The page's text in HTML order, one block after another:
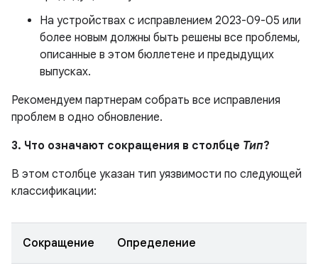
На устройствах с исправлением 2023-09-05 или
более новым должны быть решены все проблемы,
описанные в этом бюллетене и предыдущих
выпусках.
Рекомендуем партнерам собрать все исправления
проблем в одно обновление.
3. Что означают сокращения в столбце Тип?
В этом столбце указан тип уязвимости по следующей
классификации:
Сокращение Определение